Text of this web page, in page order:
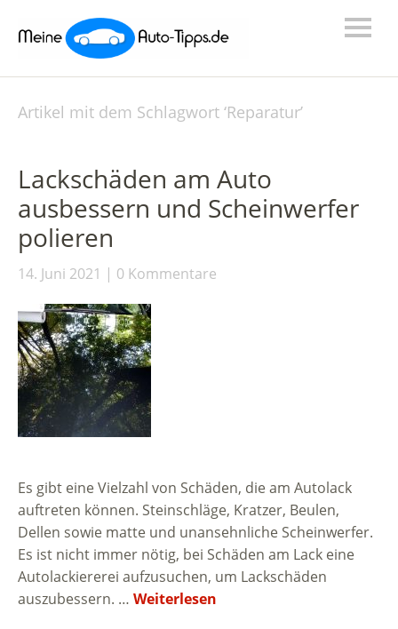
Artikel mit dem Schlagwort ‘Reparatur’
Lackschäden am Auto
ausbessern und Scheinwerfer
polieren
14. Juni 2021 0 Kommentare
Es gibt eine Vielzahl von Schäden, die am Autolack
auftreten können. Steinschläge, Kratzer, Beulen,
Dellen sowie matte und unansehnliche Scheinwerfer.
Es ist nicht immer nötig, bei Schäden am Lack eine
Autolackiererei aufzusuchen, um Lackschäden
auszubessern. … Weiterlesen